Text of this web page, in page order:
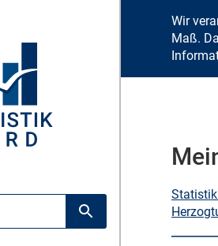
Suche starten
Wir
Maß.